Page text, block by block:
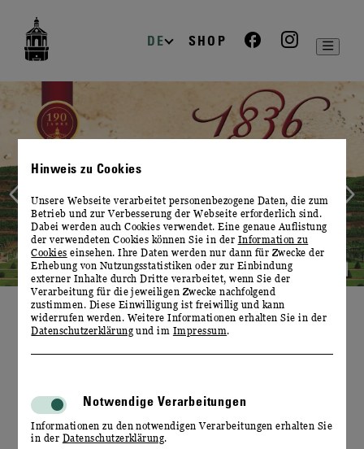
Navigation
DE SHOP
WILLKOMMEN
Hinweis zu Cookies
Unsere Webseite verarbeitet personenbezogene Daten, die zum
Betrieb und zur Verbesserung der Webseite erforderlich sind.
Dabei werden auch Cookies verwendet. Eine genaue Auflistung
der verwendeten Cookies können Sie in der Information zu
Cookies einsehen. Ihre Daten werden nur dann für Zwecke der
Erhebung von Nutzungsstatistiken oder zur Einbindung
externer Inhalte durch Dritte verarbeitet, wenn Sie der
Verarbeitung für die jeweiligen Zwecke nachfolgend
zustimmen. Diese Einwilligung ist freiwillig und kann
widerrufen werden. Weitere Informationen erhalten Sie in der
Datenschutzerklärung und im Impressum.
Notwendige Verarbeitungen
Informationen zu den notwendigen Verarbeitungen erhalten Sie
in der Datenschutzerklärung.